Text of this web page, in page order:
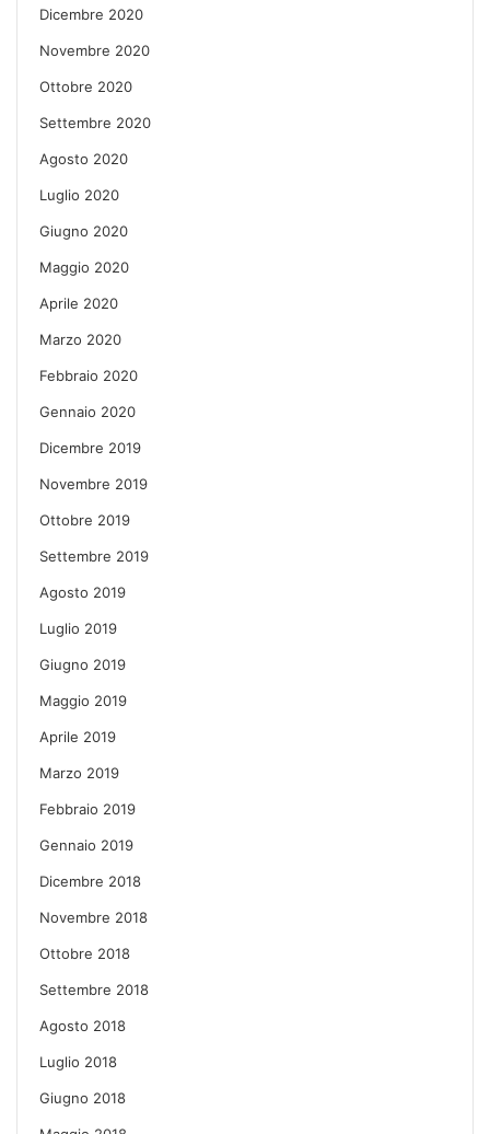
Dicembre 2020
Novembre 2020
Ottobre 2020
Settembre 2020
Agosto 2020
Luglio 2020
Giugno 2020
Maggio 2020
Aprile 2020
Marzo 2020
Febbraio 2020
Gennaio 2020
Dicembre 2019
Novembre 2019
Ottobre 2019
Settembre 2019
Agosto 2019
Luglio 2019
Giugno 2019
Maggio 2019
Aprile 2019
Marzo 2019
Febbraio 2019
Gennaio 2019
Dicembre 2018
Novembre 2018
Ottobre 2018
Settembre 2018
Agosto 2018
Luglio 2018
Giugno 2018